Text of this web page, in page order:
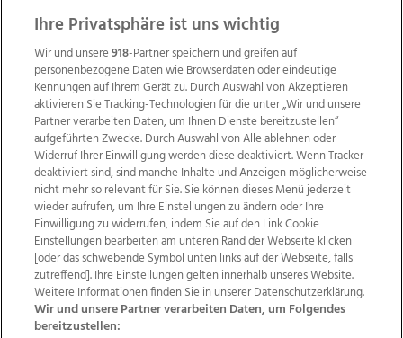
Wir über uns Mediadaten Kontakt
Jobs
Datenschutz
Impressum
AGB Anzeigekunden
AGB Website
Ehrenkodex Politische Werbung
Ihre Privatsphäre ist uns wichtig
Wir und unsere918-Partner speichern und greifen auf
personenbezogene Daten wie Browserdaten oder eindeutige
Kennungen auf Ihrem Gerät zu. Durch Auswahl von Akzeptieren
aktivieren Sie Tracking-Technologien für die unter „Wir und unsere
Partner verarbeiten Daten, um Ihnen Dienste bereitzustellen“
aufgeführten Zwecke. Durch Auswahl von Alle ablehnen oder
Widerruf Ihrer Einwilligung werden diese deaktiviert. Wenn Tracker
deaktiviert sind, sind manche Inhalte und Anzeigen möglicherweise
nicht mehr so relevant für Sie. Sie können dieses Menü jederzeit
wieder aufrufen, um Ihre Einstellungen zu ändern oder Ihre
Einwilligung zu widerrufen, indem Sie auf den Link Cookie
Einstellungen bearbeiten am unteren Rand der Webseite klicken
[oder das schwebende Symbol unten links auf der Webseite, falls
zutreffend]. Ihre Einstellungen gelten innerhalb unseres Website.
Weitere Informationen finden Sie in unserer Datenschutzerklärung.
Wir und unsere Partner verarbeiten Daten, um Folgendes
bereitzustellen: